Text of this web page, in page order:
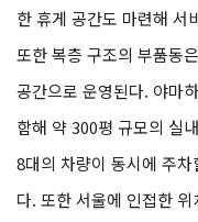
한 휴게 공간도 마련해 서
또한 복층 구조의 부품동
공간으로 운영된다. 야마
함해 약 300평 규모의 실
8대의 차량이 동시에 주
다. 또한 서울에 인접한